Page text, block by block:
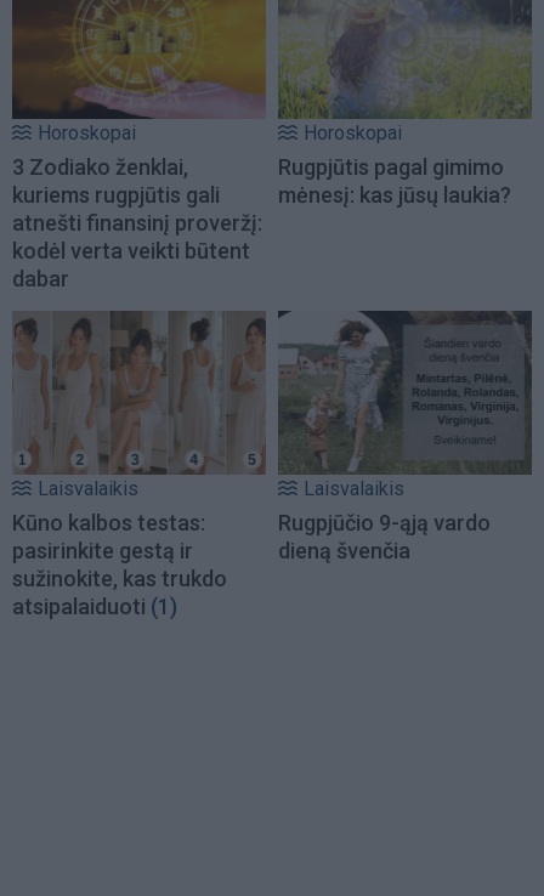
Horoskopai
3 Zodiako ženklai,
kuriems rugpjūtis gali
atnešti finansinį proveržį:
kodėl verta veikti būtent
dabar
Horoskopai
Rugpjūtis pagal gimimo
mėnesį: kas jūsų laukia?
Laisvalaikis
Kūno kalbos testas:
pasirinkite gestą ir
sužinokite, kas trukdo
atsipalaiduoti (1)
Laisvalaikis
Rugpjūčio 9-ąją vardo
dieną švenčia